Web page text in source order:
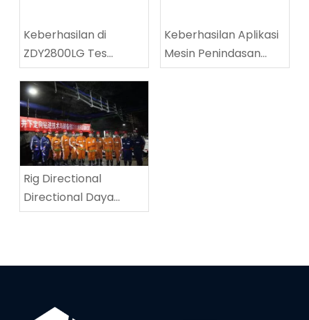
Keberhasilan di
ZDY2800LG Tes
peralatan teknis
pengeboran spiral
berkecepatan tinggi
Keberhasilan Aplikasi
Mesin Penindasan
Jalanan Batubara
Rig Directional
Directional Daya
Tinggi menetapkan